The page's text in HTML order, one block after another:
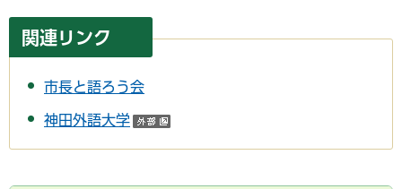
関連リンク
市長と語ろう会
神田外語大学